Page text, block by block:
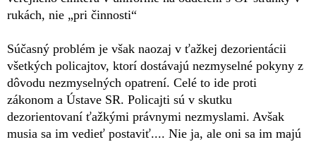
rukách, nie „pri činnosti“
Súčasný problém je však naozaj v ťažkej dezorientácii
všetkých policajtov, ktorí dostávajú nezmyselné pokyny z
dôvodu nezmyselných opatrení. Celé to ide proti
zákonom a Ústave SR. Policajti sú v skutku
dezorientovaní ťažkými právnymi nezmyslami. Avšak
musia sa im vedieť postaviť.... Nie ja, ale oni sa im majú